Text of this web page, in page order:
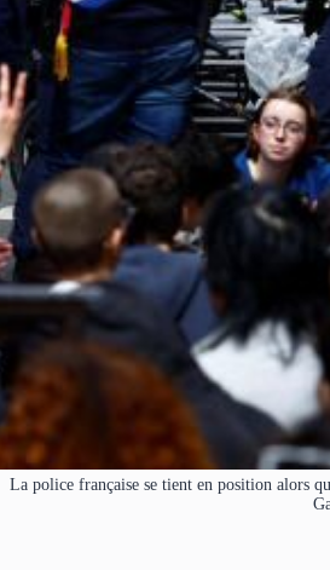
La police française se tient en position alors